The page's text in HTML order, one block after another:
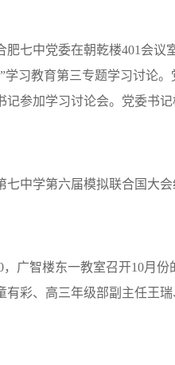
肥七中党委在朝乾楼401 会议
学习教育第三专题学习讨论
记参加学习讨论会。党委书记
七中学第六届模拟联合国大
，广智楼东一教室召开10月份
有彩、高三年级部副主任王